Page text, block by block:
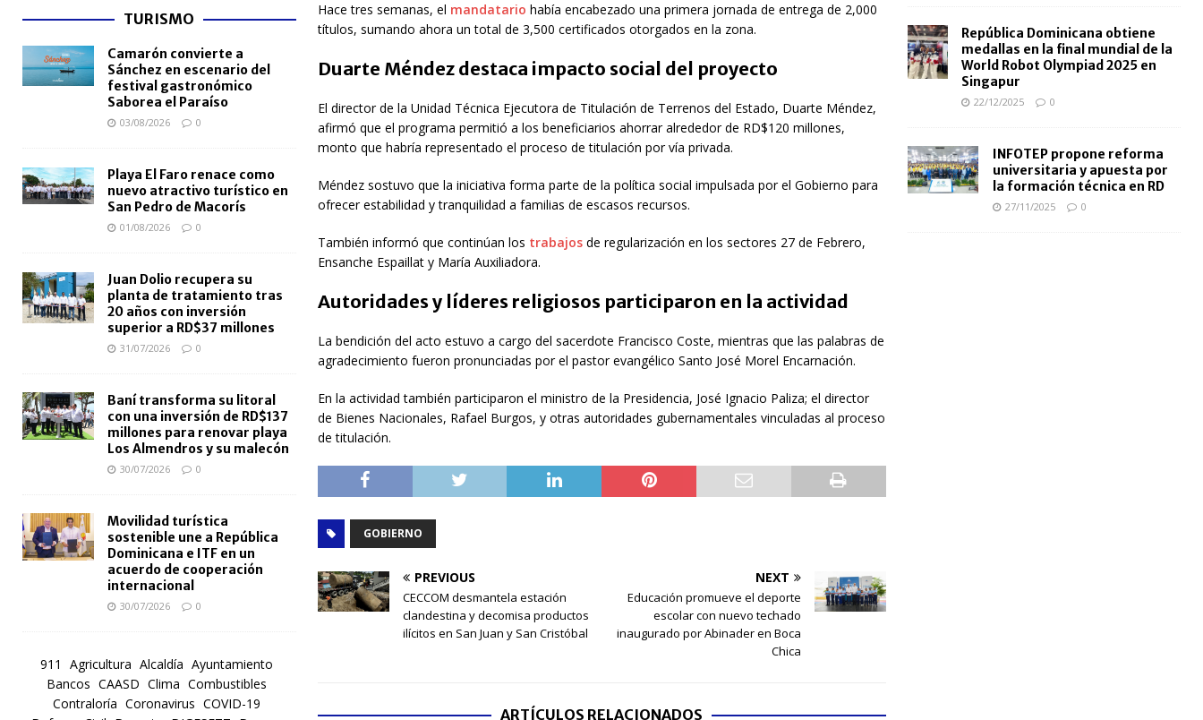
Hace tres semanas, el mandatario había encabezado una primera jornada de entrega de 2,000
títulos, sumando ahora un total de 3,500 certificados otorgados en la zona.
Duarte Méndez destaca impacto social del proyecto
El director de la Unidad Técnica Ejecutora de Titulación de Terrenos del Estado, Duarte Méndez,
afirmó que el programa permitió a los beneficiarios ahorrar alrededor de RD$120 millones,
monto que habría representado el proceso de titulación por vía privada.
Méndez sostuvo que la iniciativa forma parte de la política social impulsada por el Gobierno para
ofrecer estabilidad y tranquilidad a familias de escasos recursos.
También informó que continúan los trabajosde regularización en los sectores 27 de Febrero,
Ensanche Espaillat y María Auxiliadora.
Autoridades y líderes religiosos participaron en la actividad
La bendición del acto estuvo a cargo del sacerdote Francisco Coste, mientras que las palabras de
agradecimiento fueron pronunciadas por el pastor evangélico Santo José Morel Encarnación.
En la actividad también participaron el ministro de la Presidencia, José Ignacio Paliza; el director
de Bienes Nacionales, Rafael Burgos, y otras autoridades gubernamentales vinculadas al proceso
de titulación.
GOBIERNO
PREVIOUS
CECCOM desmantela estación
clandestina y decomisa productos
ilícitos en San Juan y San Cristóbal
NEXT
Educación promueve el deporte
escolar con nuevo techado
inaugurado por Abinader en Boca
Chica
ARTÍCULOS RELACIONADOS
TURISMO
Camarón convierte a
Sánchez en escenario del
festival gastronómico
Saborea el Paraíso
03/08/2026 0
Playa El Faro renace como
nuevo atractivo turístico en
San Pedro de Macorís
01/08/2026 0
Juan Dolio recupera su
planta de tratamiento tras
20 años con inversión
superior a RD$37 millones
31/07/2026 0
Baní transforma su litoral
con una inversión de RD$137
millones para renovar playa
Los Almendros y su malecón
30/07/2026 0
Movilidad turística
sostenible une a República
Dominicana e ITF en un
acuerdo de cooperación
internacional
30/07/2026 0
911 Agricultura Alcaldía Ayuntamiento
Bancos CAASD Clima Combustibles
Contraloría Coronavirus COVID-19
República Dominicana obtiene
medallas en la final mundial de la
World Robot Olympiad 2025 en
Singapur
22/12/2025 0
INFOTEP propone reforma
universitaria y apuesta por
la formación técnica en RD
27/11/2025 0